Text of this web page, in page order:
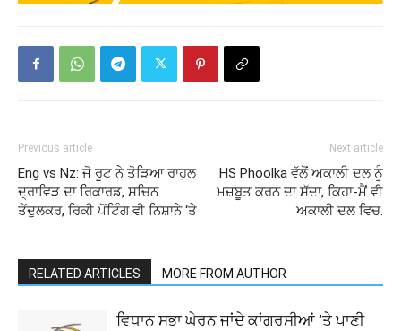
Previous article
Eng vs Nz: ਜੋ ਰੂਟ ਨੇ ਤੋੜਿਆ ਰਾਹੁਲ
ਦ੍ਰਾਵਿੜ ਦਾ ਰਿਕਾਰਡ, ਸਚਿਨ
ਤੇਂਦੁਲਕਰ, ਰਿਕੀ ਪੋਂਟਿੰਗ ਵੀ ਨਿਸ਼ਾਨੇ ‘ਤੇ
Next article
HS Phoolka ਵੱਲੋਂ ਅਕਾਲੀ ਦਲ ਨੂੰ
ਮਜ਼ਬੂਤ ਕਰਨ ਦਾ ਸੱਦਾ, ਕਿਹਾ-ਮੈਂ ਵੀ
ਅਕਾਲੀ ਦਲ ਵਿਚ.
RELATED ARTICLES MORE FROM AUTHOR
ਵਿਧਾਨ ਸਭਾ ਘੇਰਨ ਜਾਂਦੇ ਕਾਂਗਰਸੀਆਂ ’ਤੇ ਪਾਣੀ